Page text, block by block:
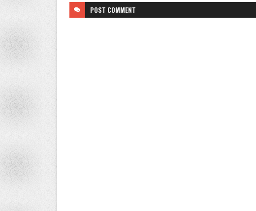
POST COMMENT